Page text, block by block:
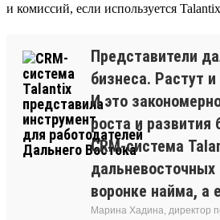
и комиссий, если используется
Представители
бизнеса. Растут
И это
роста и развития
CRM-система
воронке найма, а
Марина Хадина, директор